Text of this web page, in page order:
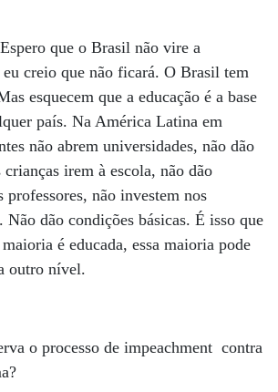
que o Brasil não vire a
creio que não ficará. O Brasil tem
esquecem que a educação é a base
país. Na América Latina em
não abrem universidades, não dão
crianças irem à escola, não dão
professores, não investem nos
dão condições básicas. É isso que
é educada, essa maioria pode
outro nível.
o processo de impeachment contra